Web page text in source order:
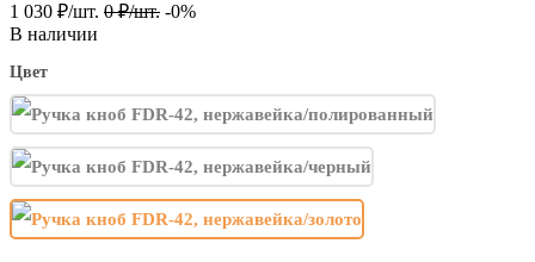
1 030 ₽/шт. 0 ₽/шт. -0%
В наличии
Цвет